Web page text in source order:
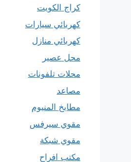
كراج الكويت
كهربائي سيارات
كهربائي منازل
محل عصير
محلات تلفونات
مصاعد
مطابخ المنيوم
مقوي سيرفس
مقوي شبكة
مكتب افراح